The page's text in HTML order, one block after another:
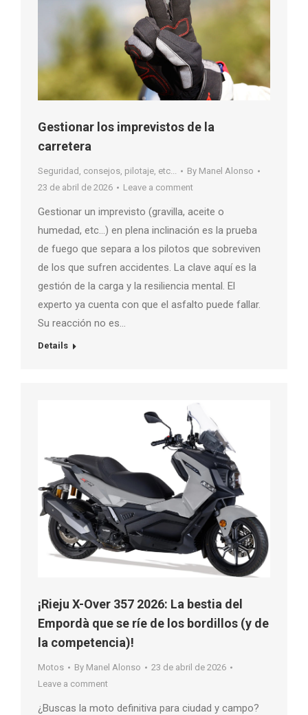
Gestionar los imprevistos de la
carretera
Seguridad, consejos, pilotaje, etc... By Manel Alonso
23 de abril de 2026
Leave a comment
Gestionar un imprevisto (gravilla, aceite o
humedad, etc…) en plena inclinación es la prueba
de fuego que separa a los pilotos que sobreviven
de los que sufren accidentes. La clave aquí es la
gestión de la carga y la resiliencia mental. El
experto ya cuenta con que el asfalto puede fallar.
Su reacción no es…
Details
¡Rieju X-Over 357 2026: La bestia del
Empordà que se ríe de los bordillos (y de
la competencia)!
Motos By Manel Alonso
23 de abril de 2026
Leave a comment
¿Buscas la moto definitiva para ciudad y campo?